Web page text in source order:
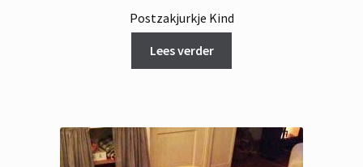
Postzakjurkje Kind
Lees verder